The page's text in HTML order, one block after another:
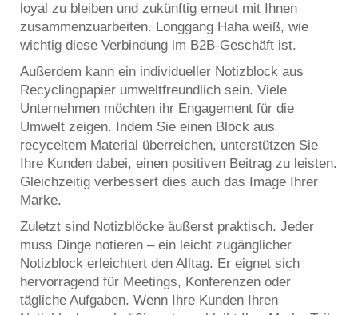
loyal zu bleiben und zukünftig erneut mit Ihnen
zusammenzuarbeiten. Longgang Haha weiß, wie
wichtig diese Verbindung im B2B-Geschäft ist.
Außerdem kann ein individueller Notizblock aus
Recyclingpapier umweltfreundlich sein. Viele
Unternehmen möchten ihr Engagement für die
Umwelt zeigen. Indem Sie einen Block aus
recyceltem Material überreichen, unterstützen Sie
Ihre Kunden dabei, einen positiven Beitrag zu leisten.
Gleichzeitig verbessert dies auch das Image Ihrer
Marke.
Zuletzt sind Notizblöcke äußerst praktisch. Jeder
muss Dinge notieren – ein leicht zugänglicher
Notizblock erleichtert den Alltag. Er eignet sich
hervorragend für Meetings, Konferenzen oder
tägliche Aufgaben. Wenn Ihre Kunden Ihren